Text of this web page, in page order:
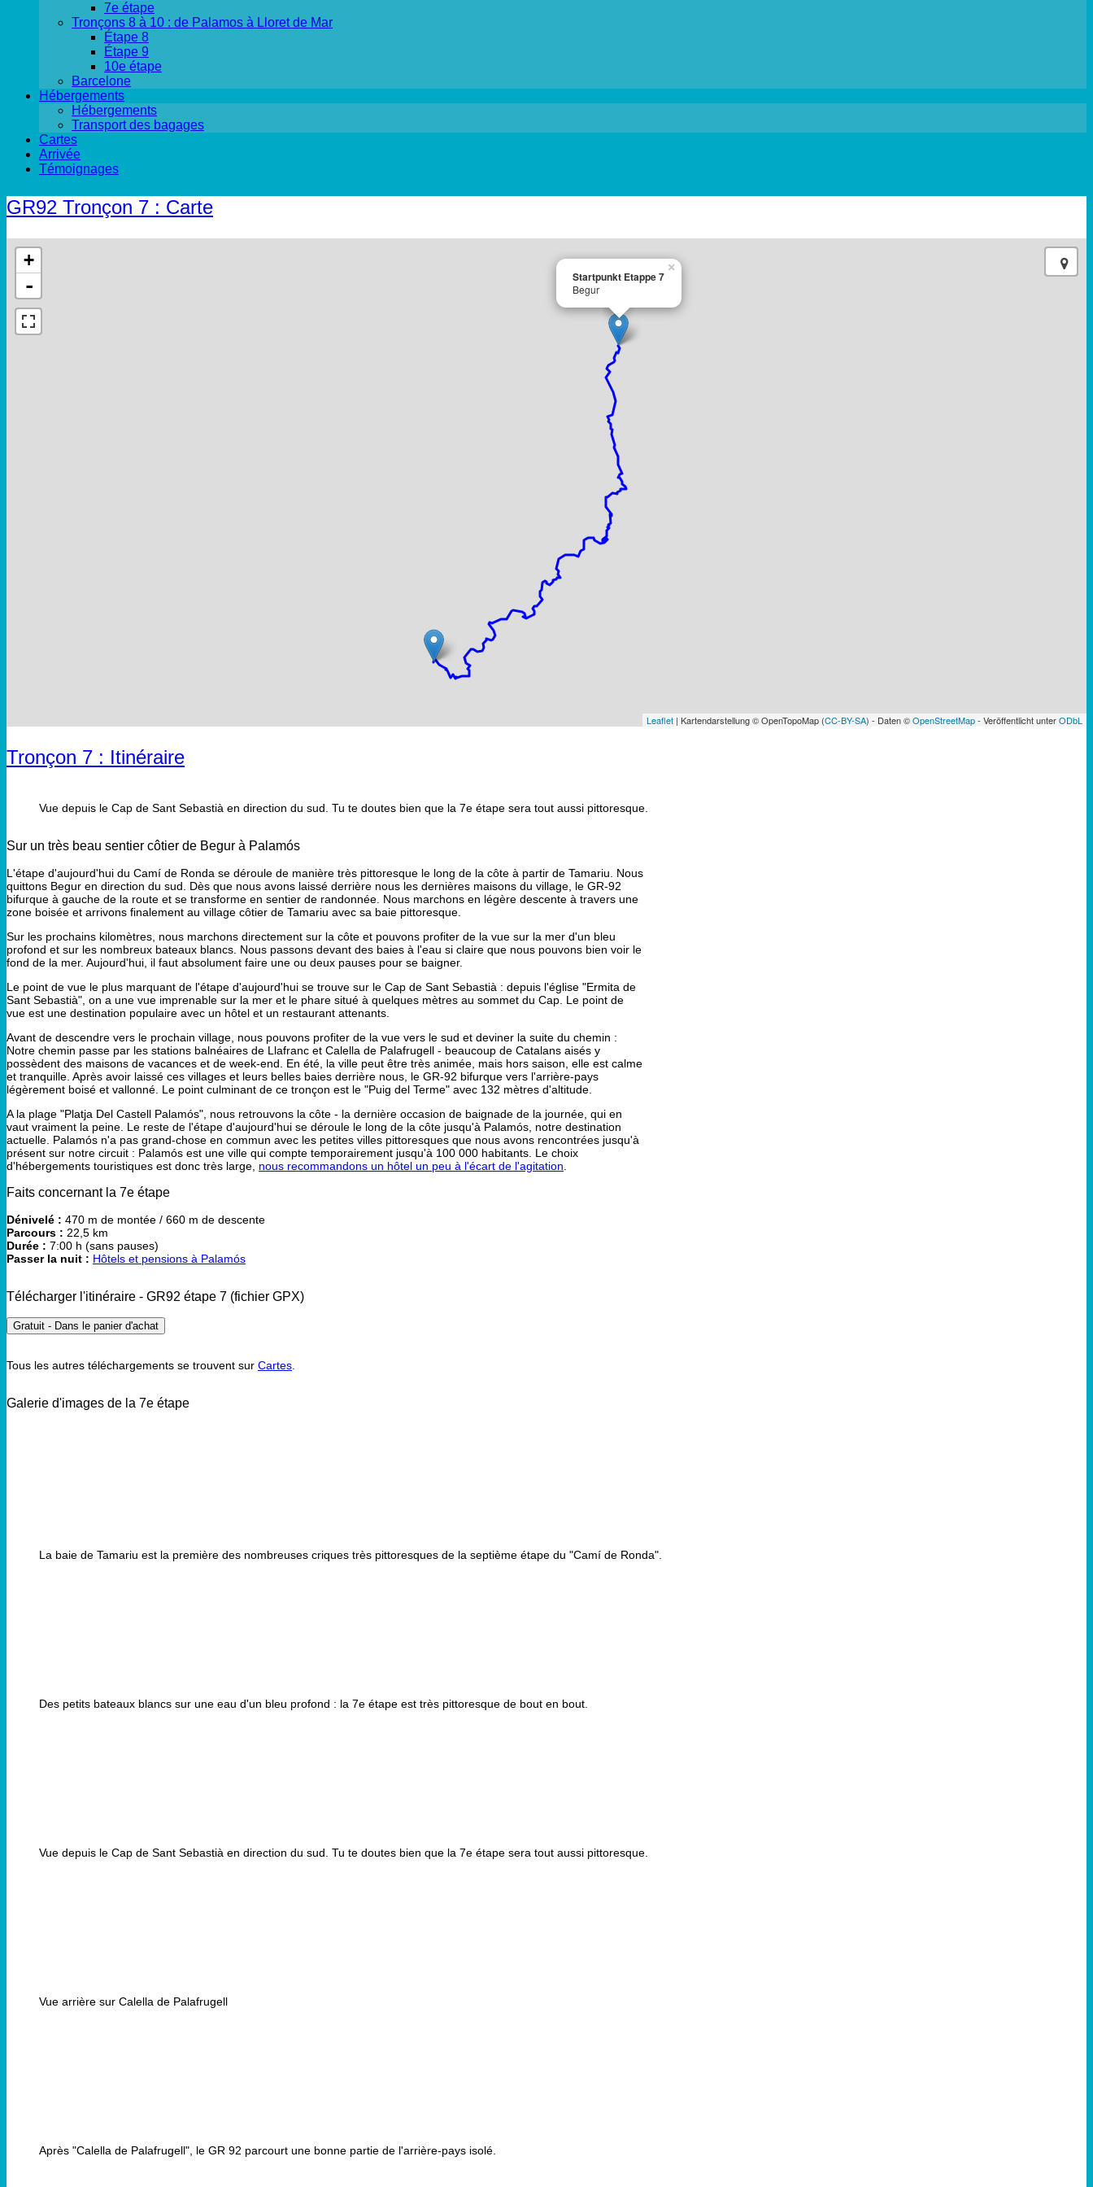
7e étape
Tronçons 8 à 10 : de Palamos à Lloret de Mar
Étape 8
Étape 9
10e étape
Barcelone
Hébergements
Hébergements
Transport des bagages
Cartes
Arrivée
Témoignages
GR92 Tronçon 7 : Carte
×
Startpunkt Etappe 7
Begur
+
-
Leaflet | Kartendarstellung © OpenTopoMap (CC-BY-SA) - Daten ©OpenStreetMap- Veröffentlicht unterODbL
Tronçon 7 : Itinéraire
Vue depuis le Cap de Sant Sebastià en direction du sud. Tu te doutes bien que la 7e étape sera tout aussi pittoresque.
Sur un très beau sentier côtier de Begur à Palamós
L'étape d'aujourd'hui du Camí de Ronda se déroule de manière très pittoresque le long de la côte à partir de Tamariu. Nous
quittons Begur en direction du sud. Dès que nous avons laissé derrière nous les dernières maisons du village, le GR-92
bifurque à gauche de la route et se transforme en sentier de randonnée. Nous marchons en légère descente à travers une
zone boisée et arrivons finalement au village côtier de Tamariu avec sa baie pittoresque.
Sur les prochains kilomètres, nous marchons directement sur la côte et pouvons profiter de la vue sur la mer d'un bleu
profond et sur les nombreux bateaux blancs. Nous passons devant des baies à l'eau si claire que nous pouvons bien voir le
fond de la mer. Aujourd'hui, il faut absolument faire une ou deux pauses pour se baigner.
Le point de vue le plus marquant de l'étape d'aujourd'hui se trouve sur le Cap de Sant Sebastià : depuis l'église "Ermita de
Sant Sebastià", on a une vue imprenable sur la mer et le phare situé à quelques mètres au sommet du Cap. Le point de
vue est une destination populaire avec un hôtel et un restaurant attenants.
Avant de descendre vers le prochain village, nous pouvons profiter de la vue vers le sud et deviner la suite du chemin :
Notre chemin passe par les stations balnéaires de Llafranc et Calella de Palafrugell - beaucoup de Catalans aisés y
possèdent des maisons de vacances et de week-end. En été, la ville peut être très animée, mais hors saison, elle est calme
et tranquille. Après avoir laissé ces villages et leurs belles baies derrière nous, le GR-92 bifurque vers l'arrière-pays
légèrement boisé et vallonné. Le point culminant de ce tronçon est le "Puig del Terme" avec 132 mètres d'altitude.
A la plage "Platja Del Castell Palamós", nous retrouvons la côte - la dernière occasion de baignade de la journée, qui en
vaut vraiment la peine. Le reste de l'étape d'aujourd'hui se déroule le long de la côte jusqu'à Palamós, notre destination
actuelle. Palamós n'a pas grand-chose en commun avec les petites villes pittoresques que nous avons rencontrées jusqu'à
présent sur notre circuit : Palamós est une ville qui compte temporairement jusqu'à 100 000 habitants. Le choix
d'hébergements touristiques est donc très large, nous recommandons un hôtel un peu à l'écart de l'agitation.
Faits concernant la 7e étape
Dénivelé : 470 m de montée / 660 m de descente
Parcours : 22,5 km
Durée : 7:00 h (sans pauses)
Passer la nuit : Hôtels et pensions à Palamós
Télécharger l'itinéraire - GR92 étape 7 (fichier GPX)
Gratuit - Dans le panier d'achat
Tous les autres téléchargements se trouvent sur Cartes.
Galerie d'images de la 7e étape
La baie de Tamariu est la première des nombreuses criques très pittoresques de la septième étape du "Camí de Ronda".
Des petits bateaux blancs sur une eau d'un bleu profond : la 7e étape est très pittoresque de bout en bout.
Vue depuis le Cap de Sant Sebastià en direction du sud. Tu te doutes bien que la 7e étape sera tout aussi pittoresque.
Vue arrière sur Calella de Palafrugell
Après "Calella de Palafrugell", le GR 92 parcourt une bonne partie de l'arrière-pays isolé.